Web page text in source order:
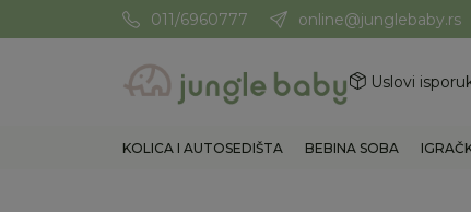
011/6960777 online@junglebaby.rs
Potrebna Vam je
Uslovi
KOLICA I AUTOSEDIŠTA BEBINA SOBA